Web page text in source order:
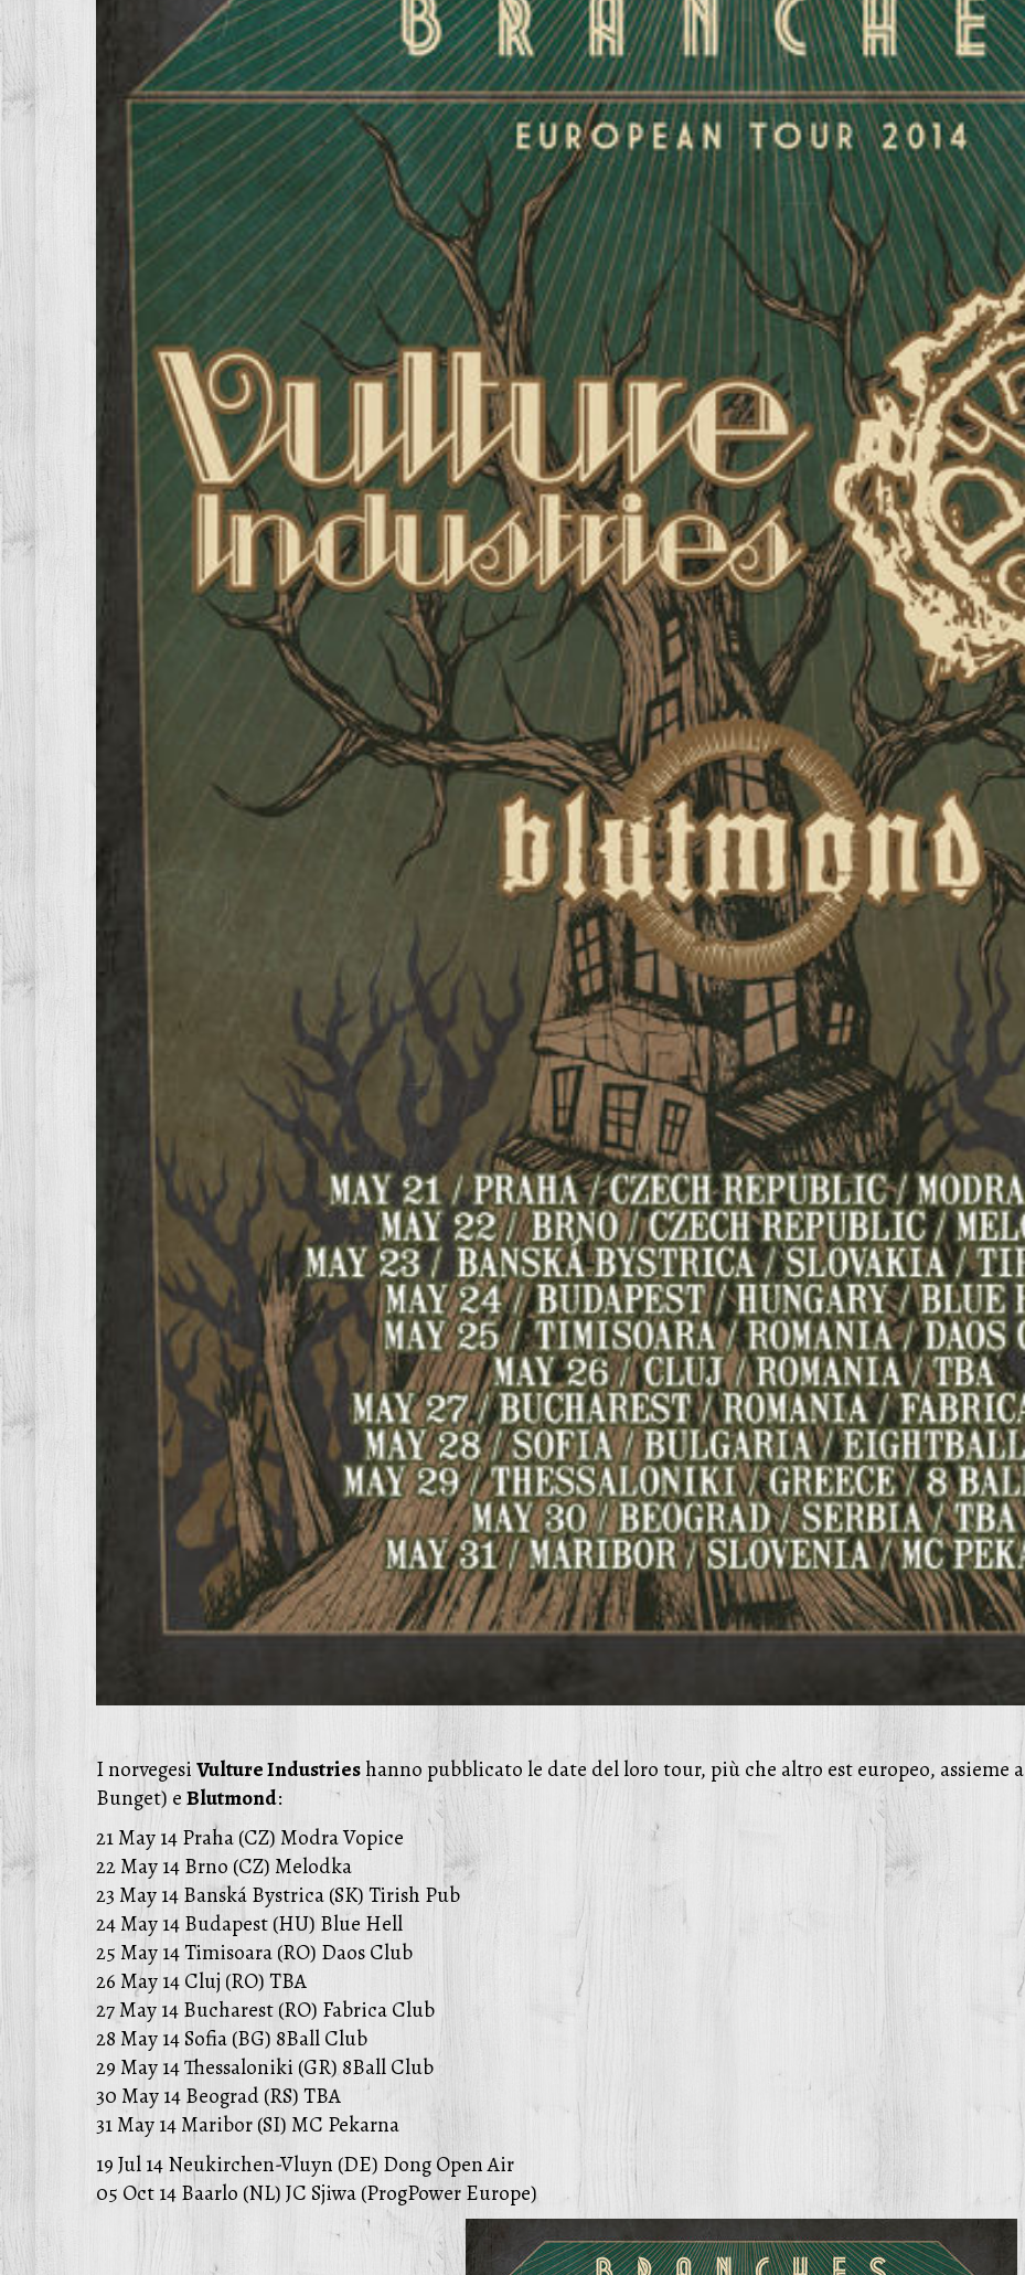
I norvegesiVulture Industrieshanno pubblicato le date del loro tour, più che altro est europeo, assieme a
Bunget) eBlutmond:
21 May 14 Praha (CZ) Modra Vopice
22 May 14 Brno (CZ) Melodka
23 May 14 Banská Bystrica (SK) Tirish Pub
24 May 14 Budapest (HU) Blue Hell
25 May 14 Timisoara (RO) Daos Club
26 May 14 Cluj (RO) TBA
27 May 14 Bucharest (RO) Fabrica Club
28 May 14 Sofia (BG) 8Ball Club
29 May 14 Thessaloniki (GR) 8Ball Club
30 May 14 Beograd (RS) TBA
31 May 14 Maribor (SI) MC Pekarna
19 Jul 14 Neukirchen-Vluyn (DE) Dong Open Air
05 Oct 14 Baarlo (NL) JC Sjiwa (ProgPower Europe)